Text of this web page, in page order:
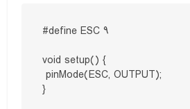
#define ESC 9
void setup() {
pinMode(ESC, OUTPUT);
}